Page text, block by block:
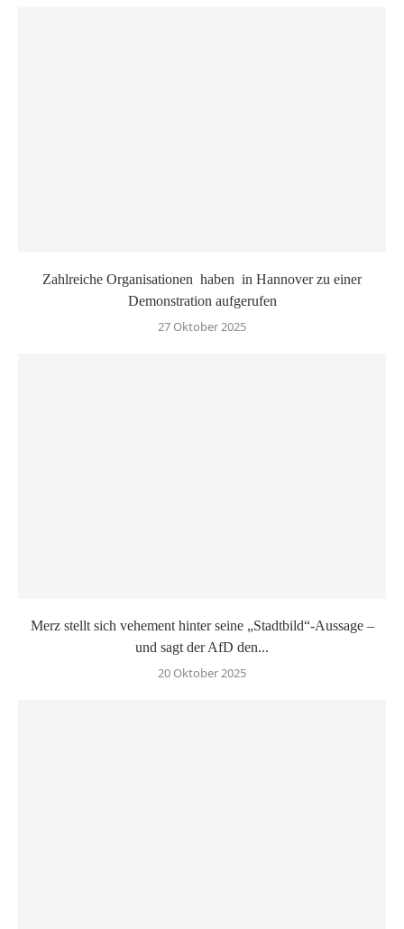
Zahlreiche Organisationen haben in Hannover zu einer
Demonstration aufgerufen
27 Oktober 2025
Merz stellt sich vehement hinter seine „Stadtbild“-Aussage –
und sagt der AfD den...
20 Oktober 2025